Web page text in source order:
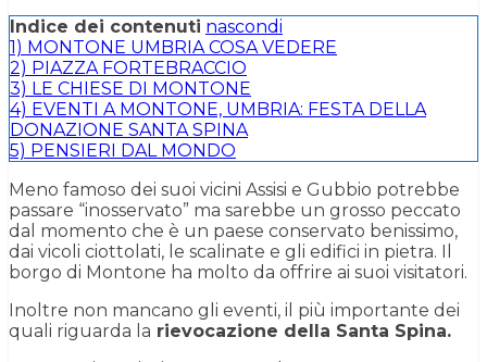
Indice dei contenuti nascondi
1) MONTONE UMBRIA COSA VEDERE
2) PIAZZA FORTEBRACCIO
3) LE CHIESE DI MONTONE
4) EVENTI A MONTONE, UMBRIA: FESTA DELLA
DONAZIONE SANTA SPINA
5) PENSIERI DAL MONDO
Meno famoso dei suoi vicini Assisi e Gubbio potrebbe
passare “inosservato” ma sarebbe un grosso peccato
dal momento che è un paese conservato benissimo,
dai vicoli ciottolati, le scalinate e gli edifici in pietra. Il
borgo di Montone ha molto da offrire ai suoi visitatori.
Inoltre non mancano gli eventi, il più importante dei
quali riguarda la rievocazione della Santa Spina.